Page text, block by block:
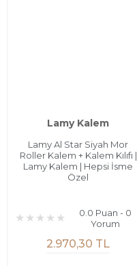
Lamy Kalem
Lamy Al Star Siyah Mor
Roller Kalem + Kalem Kılıfı |
Lamy Kalem | Hepsi İsme
Özel
0.0 Puan - 0
Yorum
2.970,30 TL